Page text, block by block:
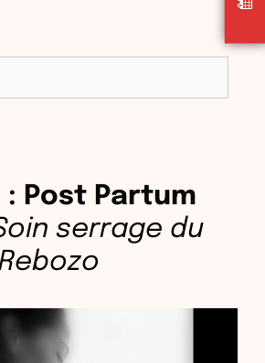
: Post Partum
serrage du